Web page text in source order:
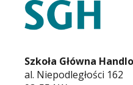
Szkoła Główna
al. Niepodległości 162